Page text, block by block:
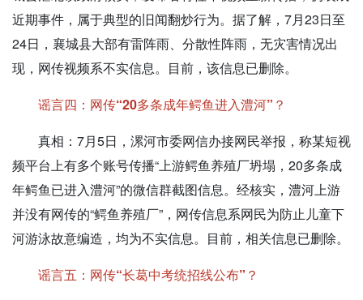
近期事件，属于典型的旧闻翻炒行为。据了解，7月23日至
24日，襄城县大部有雷阵雨、分散性阵雨，无灾害情况出
现，网传视频系不实信息。目前，该信息已删除。
谣言四：网传“20多条成年鳄鱼进入澧河”？
真相： 7月5日，漯河市委网信办接网民举报，称某短视
频平台上有多个账号传播“上游鳄鱼养殖厂坍塌，20多条成
年鳄鱼已进入澧河”的微信群截图信息。经核实，澧河上游
并没有网传的“鳄鱼养殖厂”，网传信息系网民为防止儿童下
河游泳故意编造，均为不实信息。目前，相关信息已删除。
谣言五：网传“长葛中考统招线公布”？